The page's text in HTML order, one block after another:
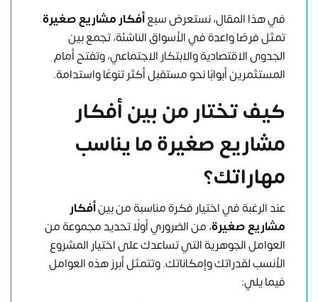
في هذا المقال، نستعرض سبعأفكار مشاريع صغيرة
تمثل فرصًا واعدة في الأسواق الناشئة، تجمع بين
الجدوى الاقتصادية والابتكار الاجتماعي، وتفتح أمام
المستثمرين أبوابًا نحو مستقبل أكثر تنوعًا واستدامة.
كيف تختار من بين أفكار
مشاريع صغيرة ما يناسب
مهاراتك؟
عند الرغبة في اختيار فكرة مناسبة من بينأفكار
مشاريع صغيرة، من الضروري أولًا تحديد مجموعة من
العوامل الجوهرية التي تساعدك على اختيار المشروع
الأنسب لقدراتك وإمكاناتك. وتتمثل أبرز هذه العوامل
فيما يلي: